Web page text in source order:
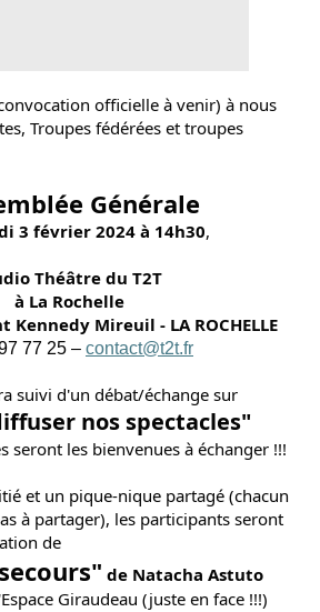
officielle à venir) à nous
Troupes fédérées et troupes
Générale
3 février 2024 à 14h30,
Théâtre du T2T
à La Rochelle
Kennedy Mireuil - LA ROCHELLE
77 25 – contact@t2t.fr
suivi d'un débat/échange sur
nos spectacles"
seront les bienvenues à échanger !!!
et un pique-nique partagé (chacun
à partager), les participants seront
de
de Natacha Astuto
Giraudeau (juste en face !!!)